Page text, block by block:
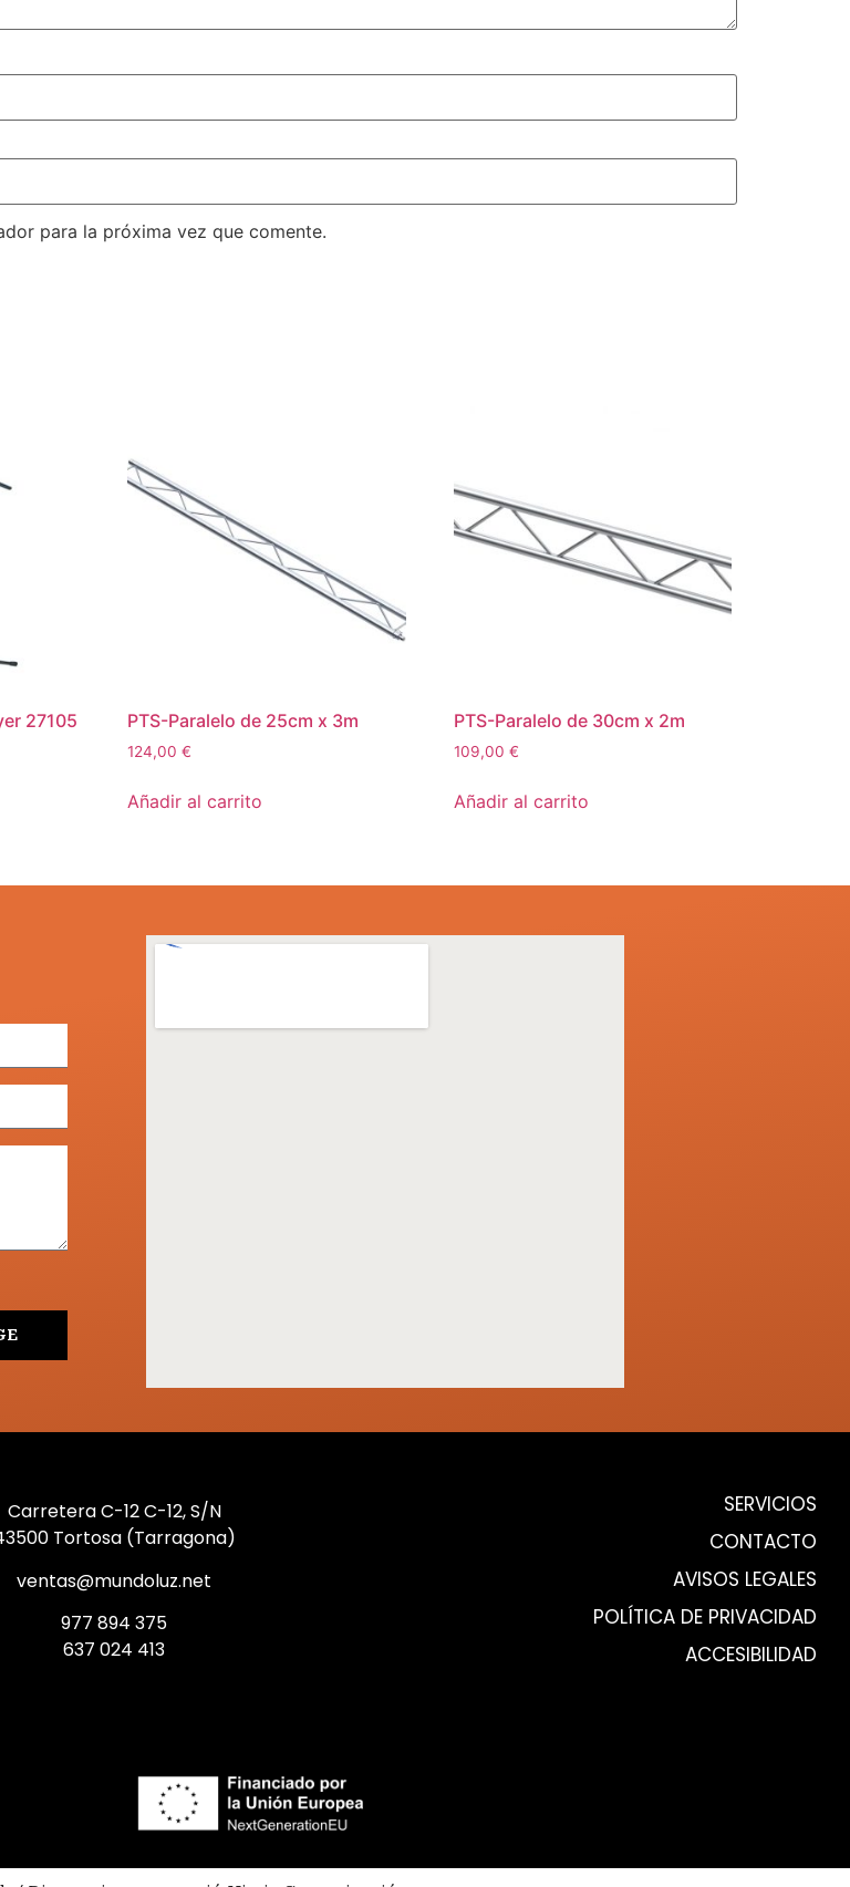
para la próxima vez que comente.
27105 PTS-Paralelo de 25cm x 3m
124,00€
Añadir al carrito
PTS-Paralelo de 30cm x 2m
109,00€
Añadir al carrito
Carretera C-12 C-12, S/N
Tortosa (Tarragona)
ventas@mundoluz.net
977 894 375
637 024 413
SERVICIOS
CONTACTO
AVISOS LEGALES
POLÍTICA DE PRIVACIDAD
ACCESIBILIDAD